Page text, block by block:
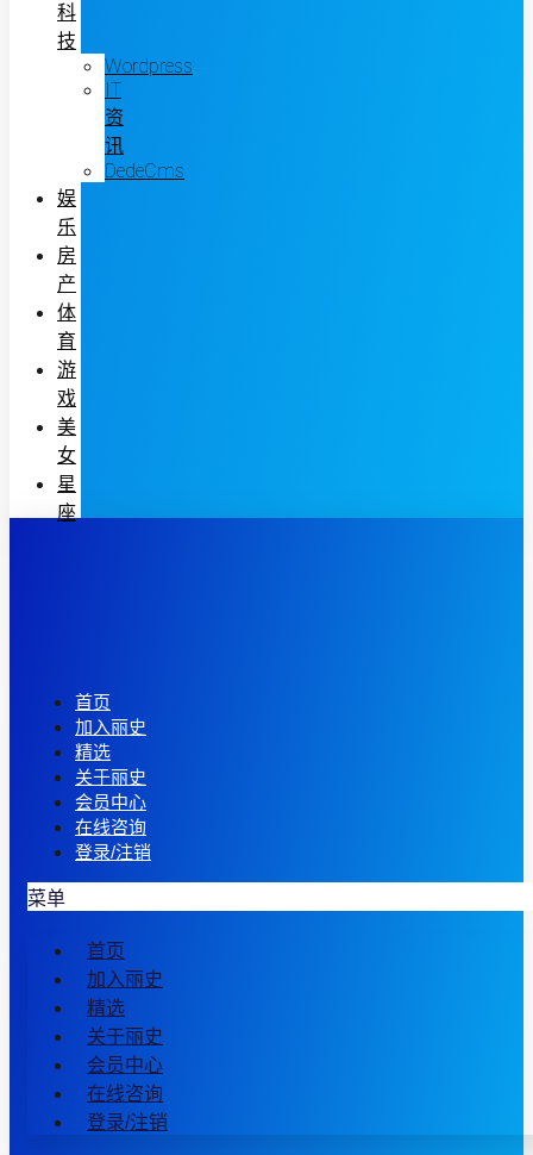
科
技
Wordpress
IT
资
讯
DedeCms
娱
乐
房
产
体
育
游
戏
美
女
星
座
首页
加入丽史
精选
关于丽史
会员中心
在线咨询
登录/注销
菜单
首页
加入丽史
精选
关于丽史
会员中心
在线咨询
登录/注销